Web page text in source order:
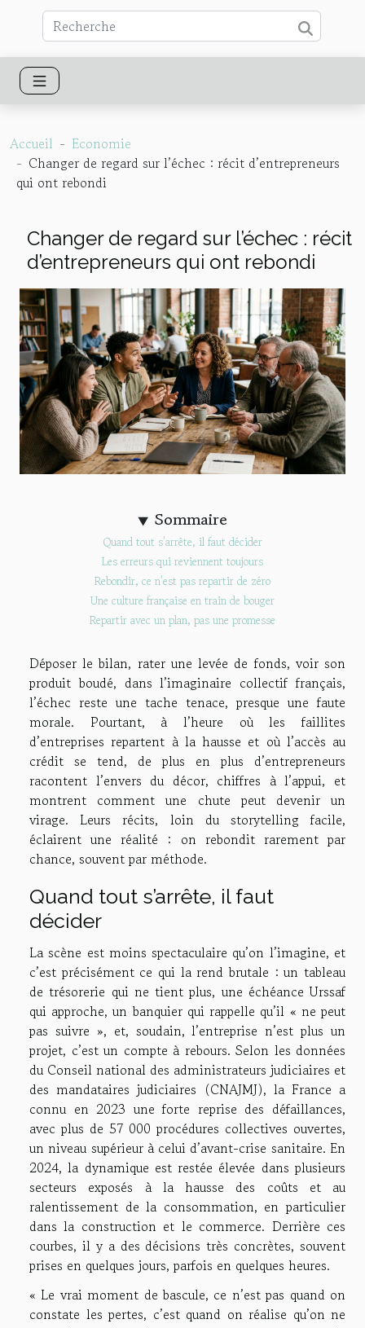
Accueil
Economie
Changer de regard sur l’échec : récit d’entrepreneurs
qui ont rebondi
Changer de regard sur l’échec : récit
d’entrepreneurs qui ont rebondi
Sommaire
Quand tout s’arrête, il faut décider
Les erreurs qui reviennent toujours
Rebondir, ce n’est pas repartir de zéro
Une culture française en train de bouger
Repartir avec un plan, pas une promesse
Déposer le bilan, rater une levée de fonds, voir son
produit boudé, dans l’imaginaire collectif français,
l’échec reste une tache tenace, presque une faute
morale. Pourtant, à l’heure où les faillites
d’entreprises repartent à la hausse et où l’accès au
crédit se tend, de plus en plus d’entrepreneurs
racontent l’envers du décor, chiffres à l’appui, et
montrent comment une chute peut devenir un
virage. Leurs récits, loin du storytelling facile,
éclairent une réalité : on rebondit rarement par
chance, souvent par méthode.
Quand tout s’arrête, il faut
décider
La scène est moins spectaculaire qu’on l’imagine, et
c’est précisément ce qui la rend brutale : un tableau
de trésorerie qui ne tient plus, une échéance Urssaf
qui approche, un banquier qui rappelle qu’il « ne peut
pas suivre », et, soudain, l’entreprise n’est plus un
projet, c’est un compte à rebours. Selon les données
du Conseil national des administrateurs judiciaires et
des mandataires judiciaires (CNAJMJ), la France a
connu en 2023 une forte reprise des défaillances,
avec plus de 57 000 procédures collectives ouvertes,
un niveau supérieur à celui d’avant-crise sanitaire. En
2024, la dynamique est restée élevée dans plusieurs
secteurs exposés à la hausse des coûts et au
ralentissement de la consommation, en particulier
dans la construction et le commerce. Derrière ces
courbes, il y a des décisions très concrètes, souvent
prises en quelques jours, parfois en quelques heures.
« Le vrai moment de bascule, ce n’est pas quand on
constate les pertes, c’est quand on réalise qu’on ne